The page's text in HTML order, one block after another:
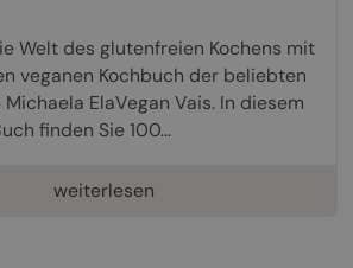
Welt des glutenfreien Kochens mit
veganen Kochbuch der beliebten
ElaVegan Vais. In diesem
finden Sie 100...
weiterlesen